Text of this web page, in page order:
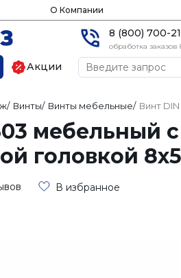
О Компании
8 (800) 700-
обработка заказов
Акции
/ Винты/ Винты мебельные/ Винт
мебельный
головкой
В избранное